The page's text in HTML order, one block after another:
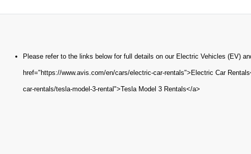
Please refer to the links below for full details on our Electric Vehicles (EV)
href="https://www.avis.com/en/cars/electric-car-rentals">Electric Car
car-rentals/tesla-model-3-rental">Tesla Model 3 Rentals</a>